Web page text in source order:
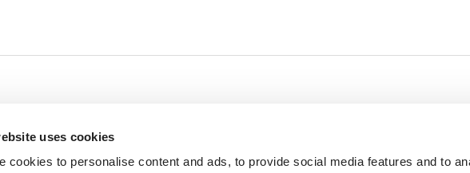
uses cookies
cookies to personalise content and ads, to provide social media features and to